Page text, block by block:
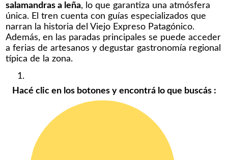
salamandras a leña, lo que garantiza una atmósfera
única. El tren cuenta con guías especializados que
narran la historia del Viejo Expreso Patagónico.
Además, en las paradas principales se puede acceder
a ferias de artesanos y degustar gastronomía regional
típica de la zona.
Hacé clic en los botones y encontrá lo que buscás :